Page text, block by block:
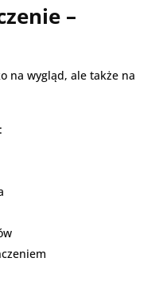
–
na wygląd, ale także na